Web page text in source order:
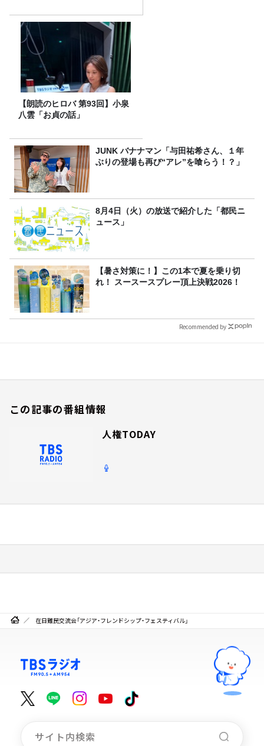
【朗読のヒロバ 第93回】小泉
八雲「お貞の話」
JUNK バナナマン「与田祐希さん、１年
ぶりの登場も再び“アレ”を喰らう！？」
8月4日（火）の放送で紹介した「都民ニ
ュース」
【暑さ対策に！】この1本で夏を乗り切
れ！ スースースプレー頂上決戦2026！
Recommended by
この記事の番組情報
人権TODAY
在日難民交流会「アジア・フレンドシップ・フェスティバル」